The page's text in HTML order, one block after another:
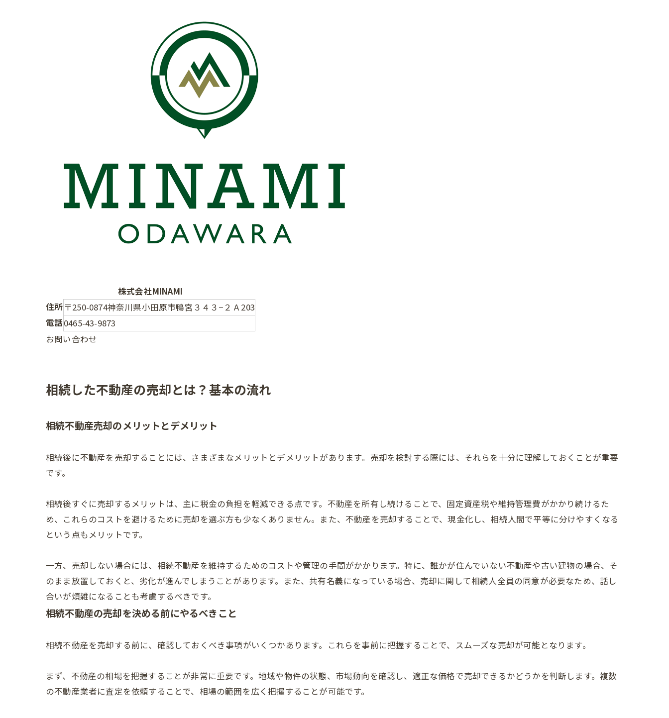
株式会社MINAMI
住所 〒250-0874神奈川県小田原市鴨宮３４３−２ A 203
電話0465-43-9873
お問い合わせ
相続した不動産の売却とは？基本の流れ
相続不動産売却のメリットとデメリット
相続後に不動産を売却することには、さまざまなメリットとデメリットがあります。売却を検討する際には、それらを十分に理解しておくことが重要
です。
相続後すぐに売却するメリットは、主に税金の負担を軽減できる点です。不動産を所有し続けることで、固定資産税や維持管理費がかかり続けるた
め、これらのコストを避けるために売却を選ぶ方も少なくありません。また、不動産を売却することで、現金化し、相続人間で平等に分けやすくなる
という点もメリットです。
一方、売却しない場合には、相続不動産を維持するためのコストや管理の手間がかかります。特に、誰かが住んでいない不動産や古い建物の場合、そ
のまま放置しておくと、劣化が進んでしまうことがあります。また、共有名義になっている場合、売却に関して相続人全員の同意が必要なため、話し
合いが煩雑になることも考慮するべきです。
相続不動産の売却を決める前にやるべきこと
相続不動産を売却する前に、確認しておくべき事項がいくつかあります。これらを事前に把握することで、スムーズな売却が可能となります。
まず、不動産の相場を把握することが非常に重要です。地域や物件の状態、市場動向を確認し、適正な価格で売却できるかどうかを判断します。複数
の不動産業者に査定を依頼することで、相場の範囲を広く把握することが可能です。